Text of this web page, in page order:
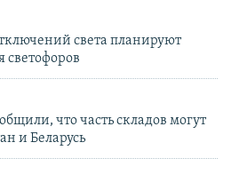
света планируют
светофоров
что часть складов могут
и Беларусь